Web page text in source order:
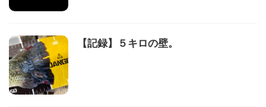
【記録】５キロの壁。